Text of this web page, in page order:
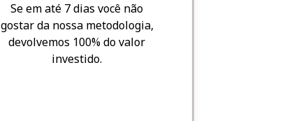
Se em até 7 dias você não
gostar da nossa metodologia,
devolvemos 100% do valor
investido.